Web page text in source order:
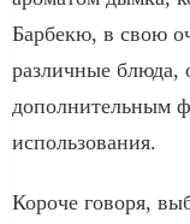
Барбекю, в свою
различные блюда,
дополнительным
использования.
Короче говоря,